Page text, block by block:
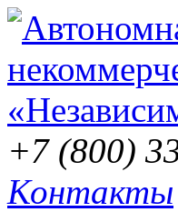
+7 (800)
Контакты